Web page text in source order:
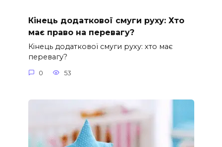
Кінець додаткової смуги руху: Хто
має право на перевагу?
Кінець додаткової смуги руху: хто має
перевагу?
0 53